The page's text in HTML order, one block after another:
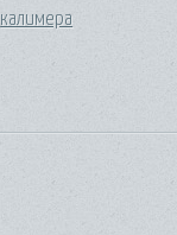
калимера